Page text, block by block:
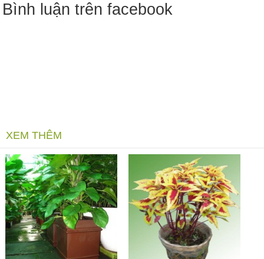
Bình luận trên facebook
XEM THÊM